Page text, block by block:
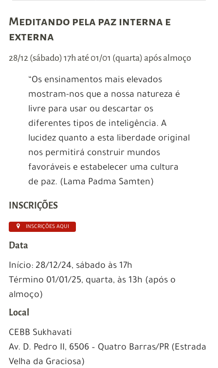
Meditando pela paz interna e
externa
28/12 (sábado) 17h até 01/01 (quarta) após almoço
“Os ensinamentos mais elevados
mostram-nos que a nossa natureza é
livre para usar ou descartar os
diferentes tipos de inteligência. A
lucidez quanto a esta liberdade original
nos permitirá construir mundos
favoráveis e estabelecer uma cultura
de paz. (Lama Padma Samten)
INSCRIÇÕES
INSCRIÇÕES AQUI
Data
Início: 28/12/24, sábado às 17h
Término 01/01/25, quarta, às 13h (após o
almoço)
Local
CEBB Sukhavati
Av. D. Pedro II, 6506 – Quatro Barras/PR (Estrada
Velha da Graciosa)